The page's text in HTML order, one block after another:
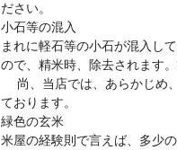
ださい。
小石等の混入
まれに軽石等の小石が混入し
ので、精米時、除去されます
尚、当店では、あらかじめ
ております。
緑色の玄米
米屋の経験則で言えば、多少